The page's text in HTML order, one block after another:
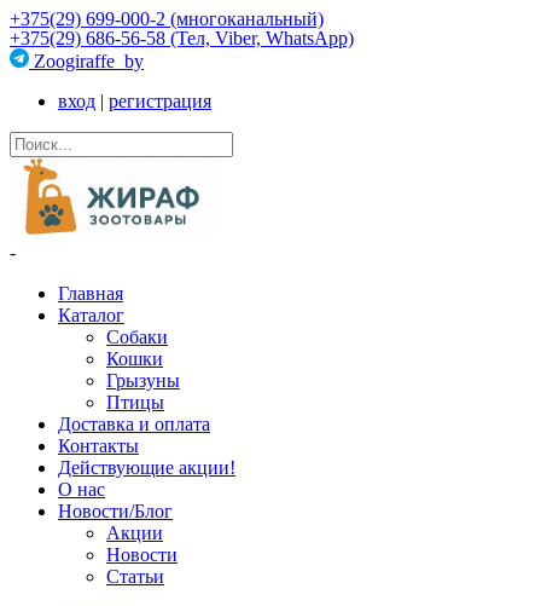
+375(29) 699-000-2 (многоканальный)
+375(29) 686-56-58 (Тел, Viber, WhatsApp)
Zoogiraffe_by
вход | регистрация
-
Главная
Каталог
Собаки
Кошки
Грызуны
Птицы
Доставка и оплата
Контакты
Действующие акции!
О нас
Новости/Блог
Акции
Новости
Статьи